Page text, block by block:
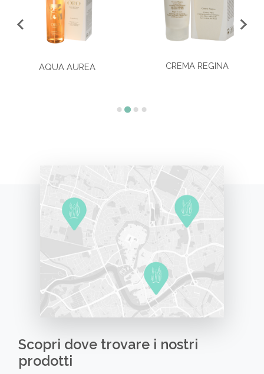
AQUA AUREA CREMA REGINA
Scopri dove trovare i nostri
prodotti